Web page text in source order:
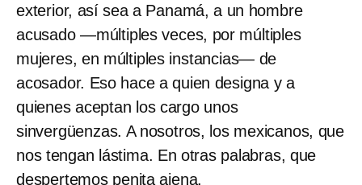
exterior, así sea a Panamá, a un hombre
acusado —múltiples veces, por múltiples
mujeres, en múltiples instancias— de
acosador. Eso hace a quien designa y a
quienes aceptan los cargo unos
sinvergüenzas. A nosotros, los mexicanos, que
nos tengan lástima. En otras palabras, que
despertemos penita ajena.